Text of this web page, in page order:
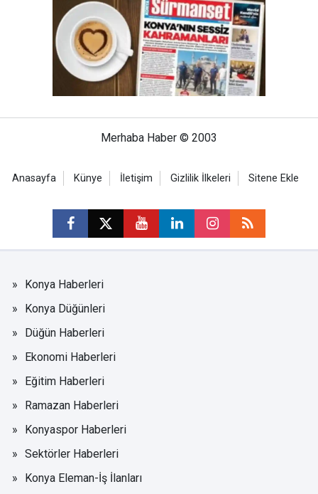
Merhaba Haber © 2003
Anasayfa Künye İletişim Gizlilik İlkeleri Sitene Ekle
Konya Haberleri
Konya Düğünleri
Düğün Haberleri
Ekonomi Haberleri
Eğitim Haberleri
Ramazan Haberleri
Konyaspor Haberleri
Sektörler Haberleri
Konya Eleman-İş İlanları